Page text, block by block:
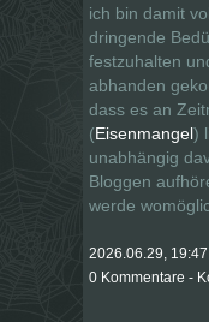
ich bin damit
dringende
festzuhalten
abhanden
dass es an
(Eisenmangel)
unabhängig
Bloggen
werde
2026.06.29, 19:47
0 Kommentare -